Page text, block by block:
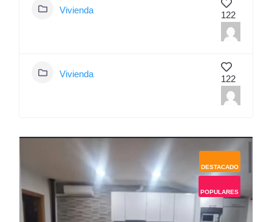
Vivienda 122
Vivienda 122
DESTACADO
POPULARES